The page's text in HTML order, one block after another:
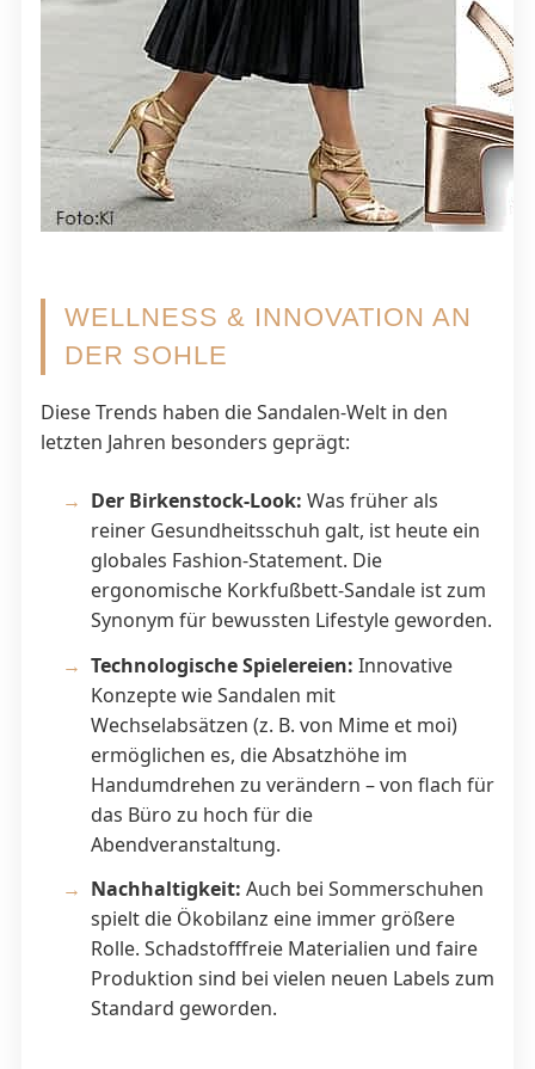
WELLNESS & INNOVATION AN
DER SOHLE
Diese Trends haben die Sandalen-Welt in den
letzten Jahren besonders geprägt:
Der Birkenstock-Look: Was früher als
reiner Gesundheitsschuh galt, ist heute ein
globales Fashion-Statement. Die
ergonomische Korkfußbett-Sandale ist zum
Synonym für bewussten Lifestyle geworden.
Technologische Spielereien: Innovative
Konzepte wie Sandalen mit
Wechselabsätzen (z. B. von Mime et moi)
ermöglichen es, die Absatzhöhe im
Handumdrehen zu verändern – von flach für
das Büro zu hoch für die
Abendveranstaltung.
Nachhaltigkeit: Auch bei Sommerschuhen
spielt die Ökobilanz eine immer größere
Rolle. Schadstofffreie Materialien und faire
Produktion sind bei vielen neuen Labels zum
Standard geworden.